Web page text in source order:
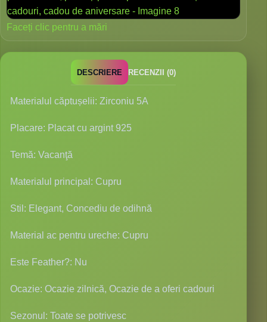
Faceți clic pentru a mări
DESCRIERE RECENZII (0)
Materialul căptușelii: Zirconiu 5A
Placare: Placat cu argint 925
Temă: Vacanţă
Materialul principal: Cupru
Stil: Elegant, Concediu de odihnă
Material ac pentru ureche: Cupru
Este Feather?: Nu
Ocazie: Ocazie zilnică, Ocazie de a oferi cadouri
Sezonul: Toate se potrivesc